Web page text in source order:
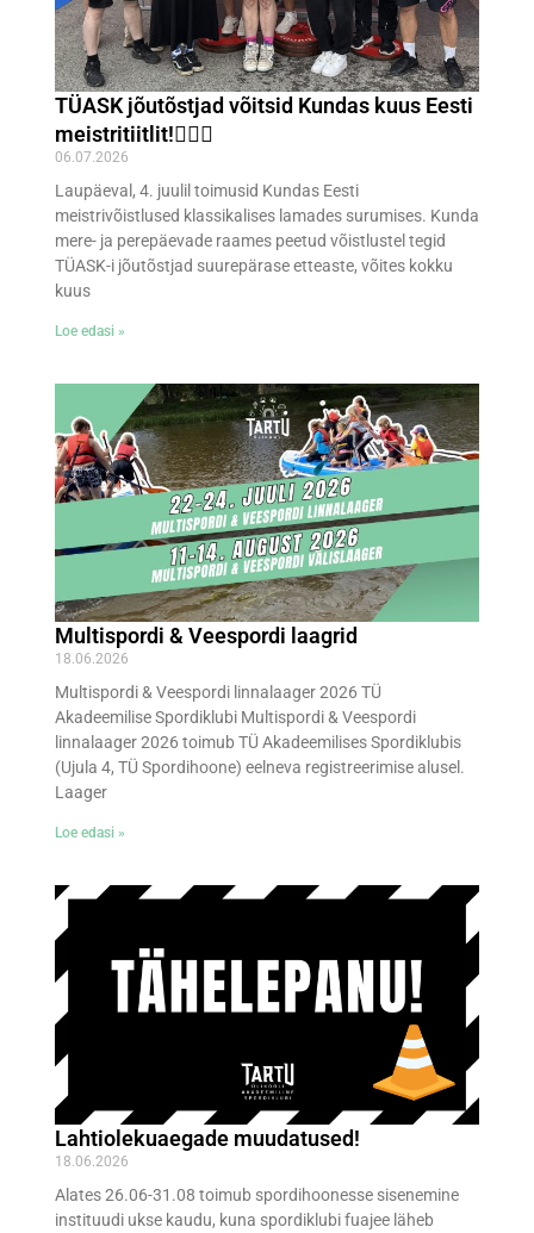
TÜASK jõutõstjad võitsid Kundas kuus Eesti
meistritiitlit!🏋‍♀💪
06.07.2026
Laupäeval, 4. juulil toimusid Kundas Eesti
meistrivõistlused klassikalises lamades surumises. Kunda
mere- ja perepäevade raames peetud võistlustel tegid
TÜASK-i jõutõstjad suurepärase etteaste, võites kokku
kuus
Loe edasi »
Multispordi & Veespordi laagrid
18.06.2026
Multispordi & Veespordi linnalaager 2026 TÜ
Akadeemilise Spordiklubi Multispordi & Veespordi
linnalaager 2026 toimub TÜ Akadeemilises Spordiklubis
(Ujula 4, TÜ Spordihoone) eelneva registreerimise alusel.
Laager
Loe edasi »
Lahtiolekuaegade muudatused!
18.06.2026
Alates 26.06-31.08 toimub spordihoonesse sisenemine
instituudi ukse kaudu, kuna spordiklubi fuajee läheb